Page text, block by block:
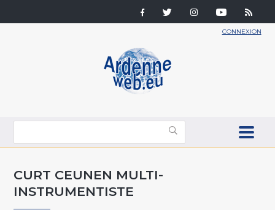
CONNEXION
CURT CEUNEN MULTI-
INSTRUMENTISTE